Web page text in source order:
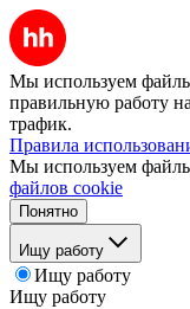
Мы используем
правильную работу
трафик.
Правила
Мы используем
файлов cookie
Понятно
Ищу работу
Ищу работу
Ищу работу